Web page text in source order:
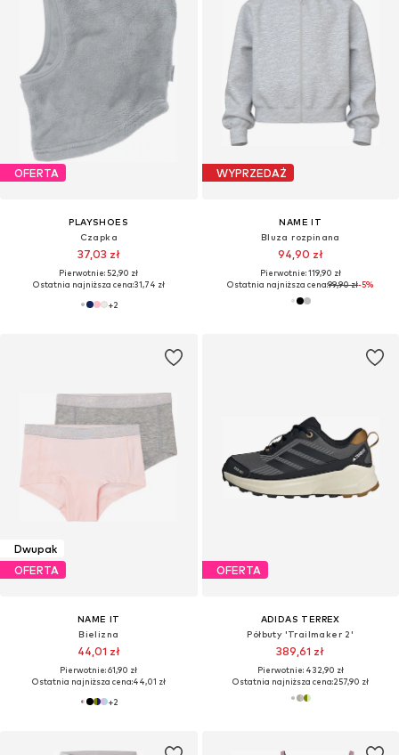
OFERTA
PLAYSHOES
Czapka
37,03 zł
Pierwotnie: 52,90 zł
Ostatnia najniższa cena:31,74 zł
+2
WYPRZEDAŻ
NAME IT
Bluza rozpinana
94,90 zł
Pierwotnie: 119,90 zł
Ostatnia najniższa cena:99,90 zł-5%
Dwupak
OFERTA
NAME IT
Bielizna
44,01 zł
Pierwotnie: 61,90 zł
Ostatnia najniższa cena:44,01 zł
+2
OFERTA
ADIDAS TERREX
Półbuty 'Trailmaker 2'
389,61 zł
Pierwotnie: 432,90 zł
Ostatnia najniższa cena:257,90 zł